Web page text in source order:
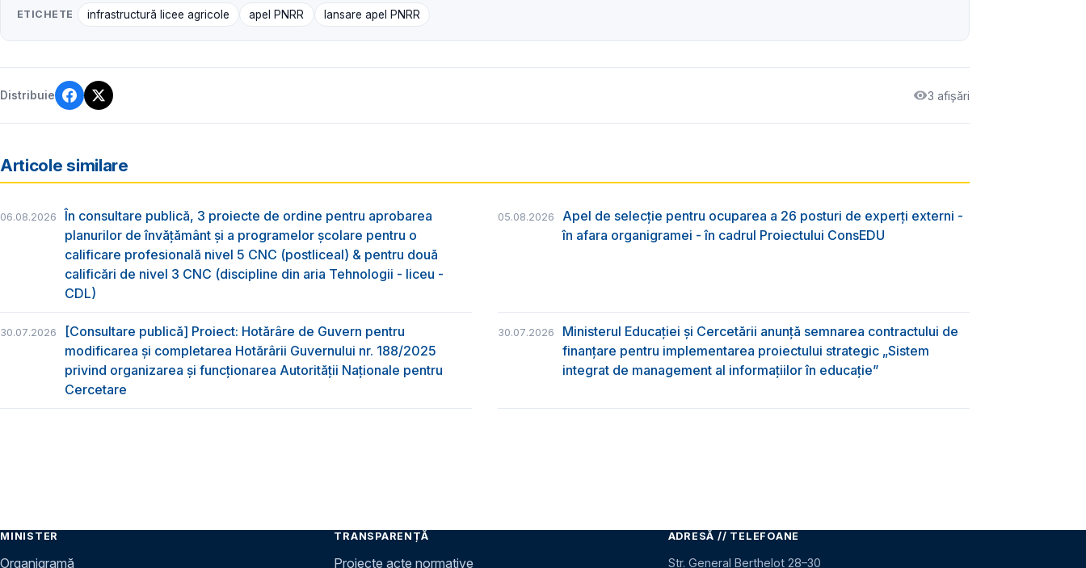
ETICHETE infrastructură licee agricole apel PNRR lansare apel PNRR
Distribuie 3 afișări
Articole similare
06.08.2026
În consultare publică, 3 proiecte de ordine pentru aprobarea
planurilor de învățământ și a programelor școlare pentru o
calificare profesională nivel 5 CNC (postliceal) & pentru două
calificări de nivel 3 CNC (discipline din aria Tehnologii - liceu -
CDL)
05.08.2026
Apel de selecție pentru ocuparea a 26 posturi de experți externi -
în afara organigramei - în cadrul Proiectului ConsEDU
30.07.2026
[Consultare publică] Proiect: Hotărâre de Guvern pentru
modificarea și completarea Hotărârii Guvernului nr. 188/2025
privind organizarea şi funcţionarea Autorităţii Naţionale pentru
Cercetare
30.07.2026
Ministerul Educației și Cercetării anunță semnarea contractului de
finanțare pentru implementarea proiectului strategic „Sistem
integrat de management al informațiilor în educație”
MINISTER
Organigramă
TRANSPARENȚĂ
Proiecte acte normative
ADRESĂ // TELEFOANE
Str. General Berthelot 28–30